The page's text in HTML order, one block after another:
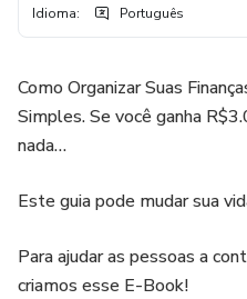
Idioma: Português
Como Organizar Suas
Simples. Se você ganha
nada…
Este guia pode mudar sua
Para ajudar as pessoas a
criamos esse E-Book!